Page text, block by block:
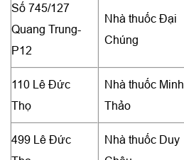
Số 745/127
Quang Trung-
P12
Nhà thuốc Đại
Chúng
110 Lê Đức
Thọ
Nhà thuốc Minh
Thảo
499 Lê Đức
Nhà thuốc Duy